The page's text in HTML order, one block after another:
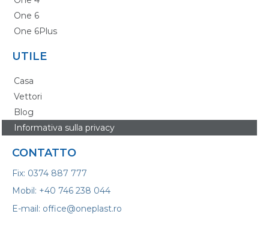
One 6
One 6Plus
UTILE
Casa
Vettori
Blog
Informativa sulla privacy
CONTATTO
Fix: 0374 887 777
Mobil: +40 746 238 044
E-mail: office@oneplast.ro